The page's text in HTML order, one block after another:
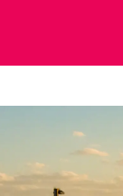
Italia
Reino